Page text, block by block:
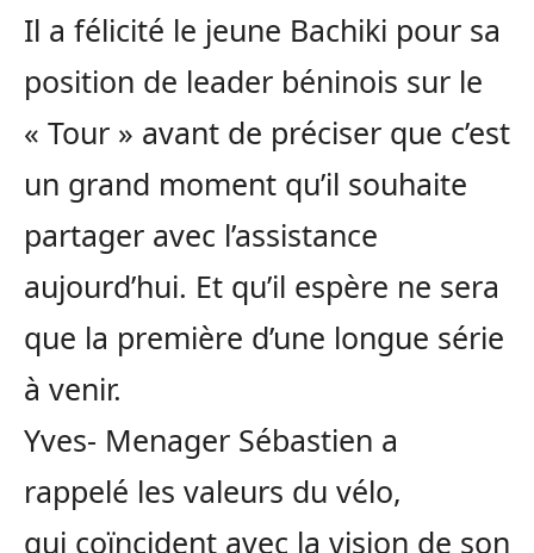
Il a félicité le jeune Bachiki pour sa
position de leader béninois sur le
« Tour » avant de préciser que c’est
un grand moment qu’il souhaite
partager avec l’assistance
aujourd’hui. Et qu’il espère ne sera
que la première d’une longue série
à venir.
Yves- Menager Sébastien a
rappelé les valeurs du vélo,
qui coïncident avec la vision de son